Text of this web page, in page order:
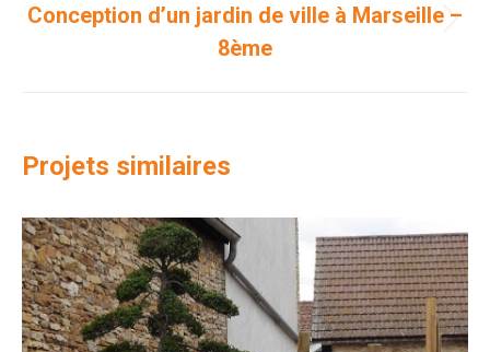
similaires
Conception d’un jardin de ville à Marseille –
8ème
Projets similaires